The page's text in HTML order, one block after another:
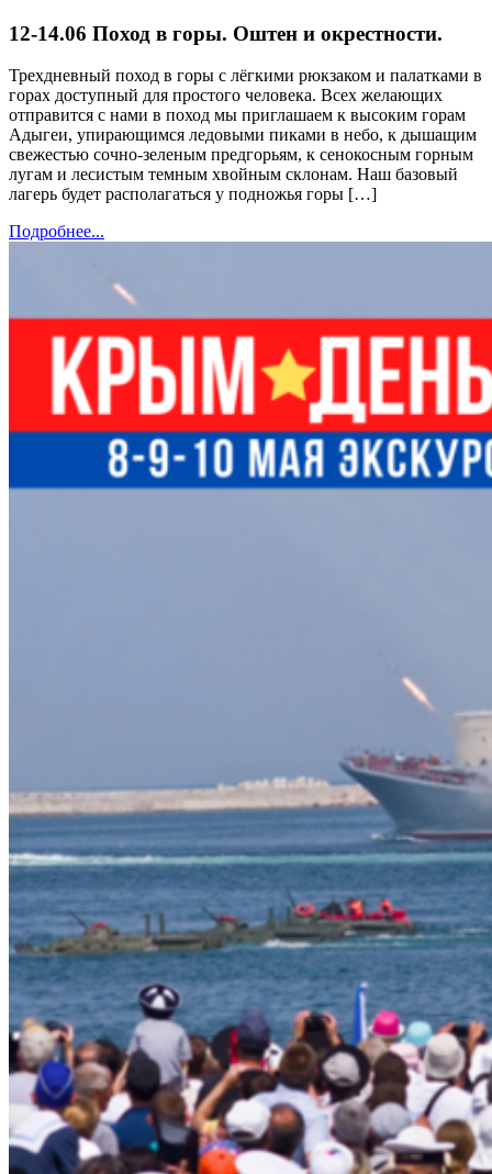
12-14.06 Поход в горы. Оштен и окрестности.
Трехдневный поход в горы с лёгкими рюкзаком и палатками в
горах доступный для простого человека. Всех желающих
отправится с нами в поход мы приглашаем к высоким горам
Адыгеи, упирающимся ледовыми пиками в небо, к дышащим
свежестью сочно-зеленым предгорьям, к сенокосным горным
лугам и лесистым темным хвойным склонам. Наш базовый
лагерь будет располагаться у подножья горы […]
Подробнее...